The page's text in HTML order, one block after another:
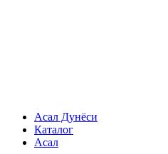
Асал Дунёси
Каталог
Асал